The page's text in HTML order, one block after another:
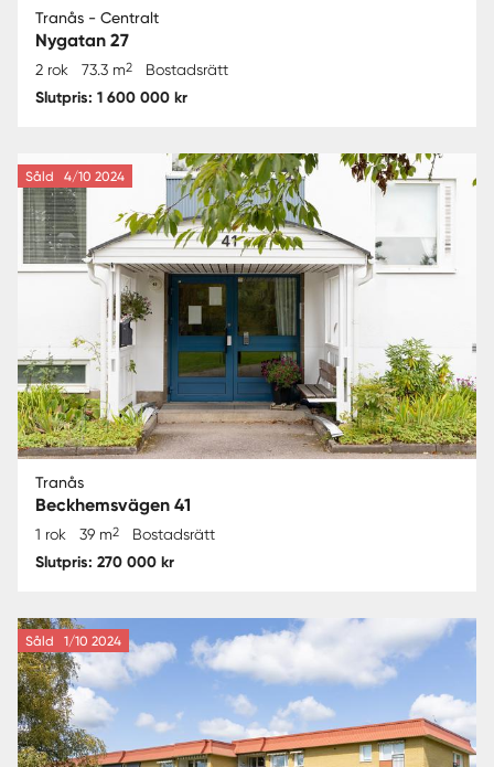
Tranås - Centralt
Nygatan 27
2 rok 73.3 m2 Bostadsrätt
Slutpris: 1 600 000 kr
Såld 4/10 2024
Tranås
Beckhemsvägen 41
1 rok 39 m2 Bostadsrätt
Slutpris: 270 000 kr
Såld 1/10 2024